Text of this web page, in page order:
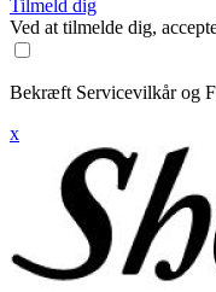
Tilmeld dig
Ved at tilmelde dig,
Bekræft Servicevilkår og
x